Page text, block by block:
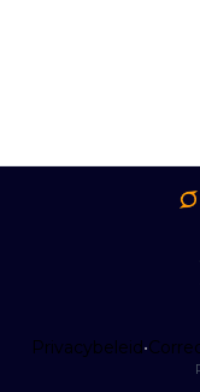
Privacybeleid•